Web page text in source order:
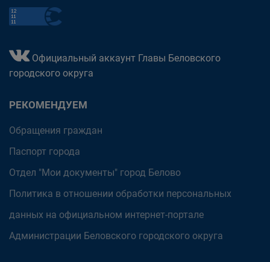
Официальный аккаунт Главы Беловского
городского округа
РЕКОМЕНДУЕМ
Обращения граждан
Паспорт города
Отдел "Мои документы" город Белово
Политика в отношении обработки персональных
данных на официальном интернет-портале
Администрации Беловского городского округа